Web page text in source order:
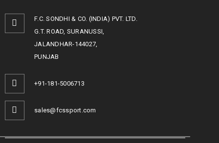
F.C. SONDHI & CO. (INDIA) PVT. LTD.
G.T. ROAD, SURANUSSI,
JALANDHAR-144027,
PUNJAB
+91-181-5006713
sales@fcssport.com